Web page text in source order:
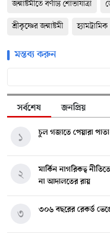
জন্মাষ্টমীতে বর্ণাঢ্য শোভাযাত্রা
শ্রীকৃষ্ণের জন্মাষ্টমী
হ্যামট্রামিক
মন্তব্য করুন
সর্বশেষ জনপ্রিয়
চুল গজাতে পেয়ারা
১
মার্কিন নাগরিকত্ব
না আদালতের রায়
২
৩০৬ বছরের রেকর্ড
৩